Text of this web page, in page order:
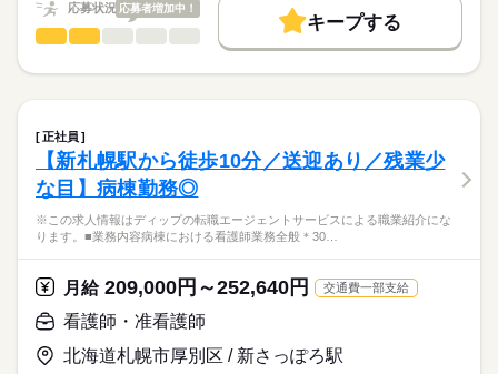
仕事の仕方 ひとりで
職場の様子 しずか にぎやか
業界 医療・介護・福祉関連
こちらの求人情報は
ディップ株式会社「ナースではたらこ」による
職業紹介となります。
はたらこねっとからご応募ののち、
看護師・准看護師
バイタルチェック・健康管理
口腔ケア、服薬管理、診療補助
訪問診療の同行
報告書の作成
他職種との情報共有・連携
その他の付随業務
★おすすめポイント★
ができます。
今後需要が高まる高齢者看護・介護に携わり、経験の幅も広が
ります！
続きを読む
応募資格
正看護師
【給与内訳】
基本給：212000円～242000円
応募状況 応募者増加中！
キープする
正社員
【新札幌駅から徒歩10分／送迎あり／残業少
な目】病棟勤務◎
※この求人情報はディップの転職エージェントサービスによる職業紹介にな
ります。■業務内容病棟における看護師業務全般＊30…
月給209,000円～252,640円 交通費一部支給
看護師・准看護師
北海道札幌市厚別区 / 新さっぽろ駅